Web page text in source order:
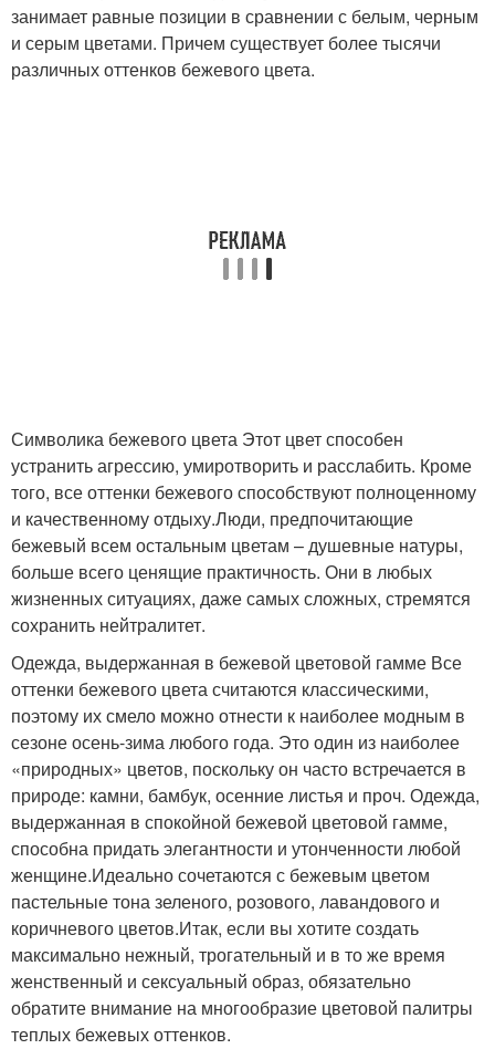
занимает равные позиции в сравнении с белым, черным
и серым цветами. Причем существует более тысячи
различных оттенков бежевого цвета.
Символика бежевого цвета Этот цвет способен
устранить агрессию, умиротворить и расслабить. Кроме
того, все оттенки бежевого способствуют полноценному
и качественному отдыху.Люди, предпочитающие
бежевый всем остальным цветам – душевные натуры,
больше всего ценящие практичность. Они в любых
жизненных ситуациях, даже самых сложных, стремятся
сохранить нейтралитет.
Одежда, выдержанная в бежевой цветовой гамме Все
оттенки бежевого цвета считаются классическими,
поэтому их смело можно отнести к наиболее модным в
сезоне осень-зима любого года. Это один из наиболее
«природных» цветов, поскольку он часто встречается в
природе: камни, бамбук, осенние листья и проч. Одежда,
выдержанная в спокойной бежевой цветовой гамме,
способна придать элегантности и утонченности любой
женщине.Идеально сочетаются с бежевым цветом
пастельные тона зеленого, розового, лавандового и
коричневого цветов.Итак, если вы хотите создать
максимально нежный, трогательный и в то же время
женственный и сексуальный образ, обязательно
обратите внимание на многообразие цветовой палитры
теплых бежевых оттенков.